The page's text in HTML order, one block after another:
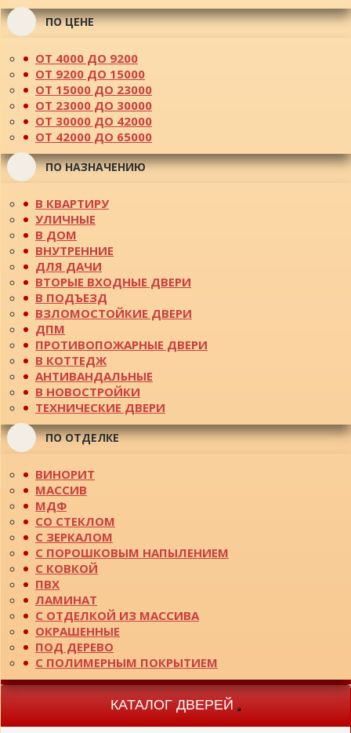
ПО ЦЕНЕ
ОТ 4000 ДО 9200
ОТ 9200 ДО 15000
ОТ 15000 ДО 23000
ОТ 23000 ДО 30000
ОТ 30000 ДО 42000
ОТ 42000 ДО 65000
ПО НАЗНАЧЕНИЮ
В КВАРТИРУ
УЛИЧНЫЕ
В ДОМ
ВНУТРЕННИЕ
ДЛЯ ДАЧИ
ВТОРЫЕ ВХОДНЫЕ ДВЕРИ
В ПОДЪЕЗД
ВЗЛОМОСТОЙКИЕ ДВЕРИ
ДПМ
ПРОТИВОПОЖАРНЫЕ ДВЕРИ
В КОТТЕДЖ
АНТИВАНДАЛЬНЫЕ
В НОВОСТРОЙКИ
ТЕХНИЧЕСКИЕ ДВЕРИ
ПО ОТДЕЛКЕ
ВИНОРИТ
МАССИВ
МДФ
СО СТЕКЛОМ
С ЗЕРКАЛОМ
С ПОРОШКОВЫМ НАПЫЛЕНИЕМ
С КОВКОЙ
ПВХ
ЛАМИНАТ
С ОТДЕЛКОЙ ИЗ МАССИВА
ОКРАШЕННЫЕ
ПОД ДЕРЕВО
С ПОЛИМЕРНЫМ ПОКРЫТИЕМ
КАТАЛОГ ДВЕРЕЙ
Toggle
navigation